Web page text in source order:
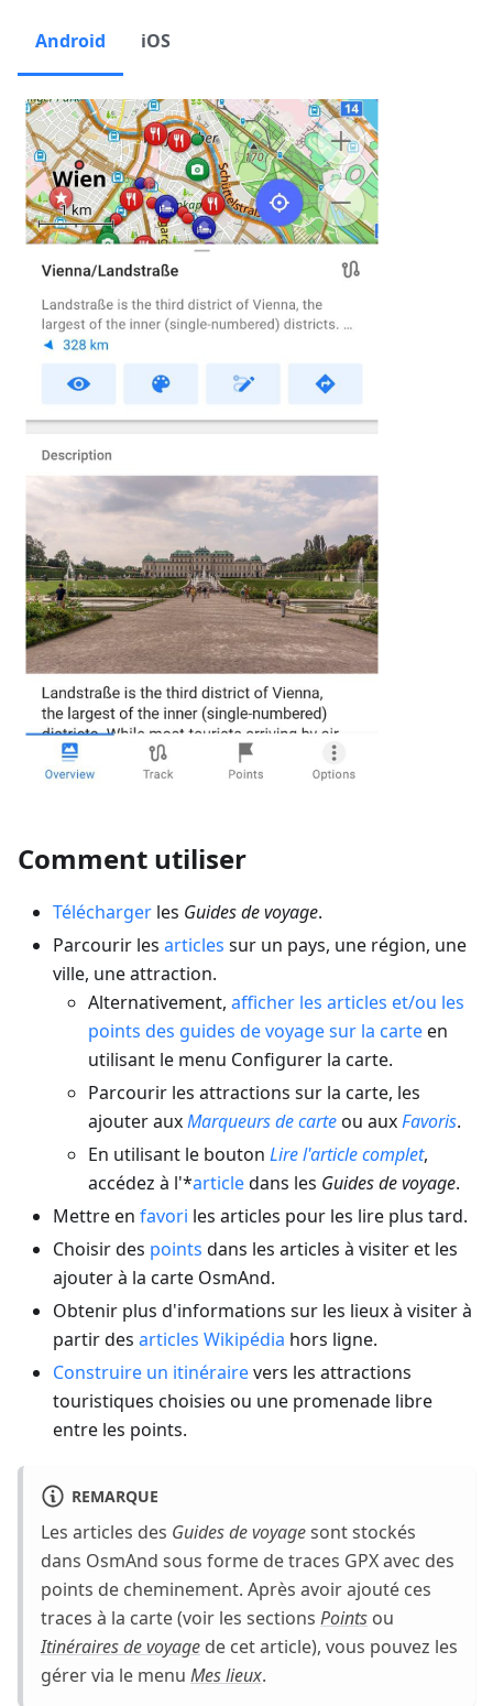
Android iOS
Comment utiliser
Télécharger les Guides de voyage.
Parcourir les articles sur un pays, une région, une
ville, une attraction.
Alternativement, afficher les articles et/ou les
points des guides de voyage sur la carteen
utilisant le menu Configurer la carte.
Parcourir les attractions sur la carte, les
ajouter auxMarqueurs de carteou auxFavoris.
En utilisant le bouton Lire l'article complet,
accédez à l'*articledans les Guides de voyage.
Mettre en favori les articles pour les lire plus tard.
Choisir des points dans les articles à visiter et les
ajouter à la carte OsmAnd.
Obtenir plus d'informations sur les lieux à visiter à
partir des articles Wikipédia hors ligne.
Construire un itinérairevers les attractions
touristiques choisies ou une promenade libre
entre les points.
REMARQUE
Les articles des Guides de voyagesont stockés
dans OsmAnd sous forme de traces GPX avec des
points de cheminement. Après avoir ajouté ces
traces à la carte (voir les sections Points ou
Itinéraires de voyage de cet article), vous pouvez les
gérer via le menu Mes lieux.